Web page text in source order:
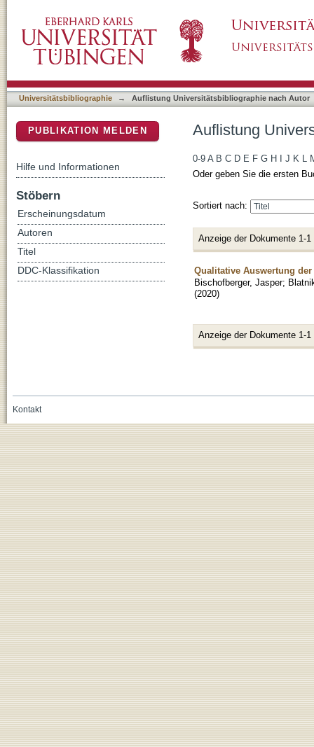
Universitätsbibliographie → Auflistung Universitätsbibliographie nach Autor
Auflistung
0-9 A B C D E F G H J K L
Oder geben Sie die ersten
Sortiert nach:
Anzeige der Dokumente 1-1
Qualitative Auswertung
Bischofberger, Jasper;
(2020)
Anzeige der Dokumente 1-1
PUBLIKATION MELDEN
Hilfe und Informationen
Stöbern
Erscheinungsdatum
Autoren
Titel
DDC-Klassifikation
Kontakt